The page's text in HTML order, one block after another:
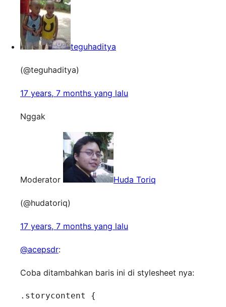
teguhaditya
(@teguhaditya)
17 years, 7 months yang lalu
Nggak
Moderator Huda Toriq
(@hudatoriq)
17 years, 7 months yang lalu
@acepsdr:
Coba ditambahkan baris ini di stylesheet nya:
.storycontent {